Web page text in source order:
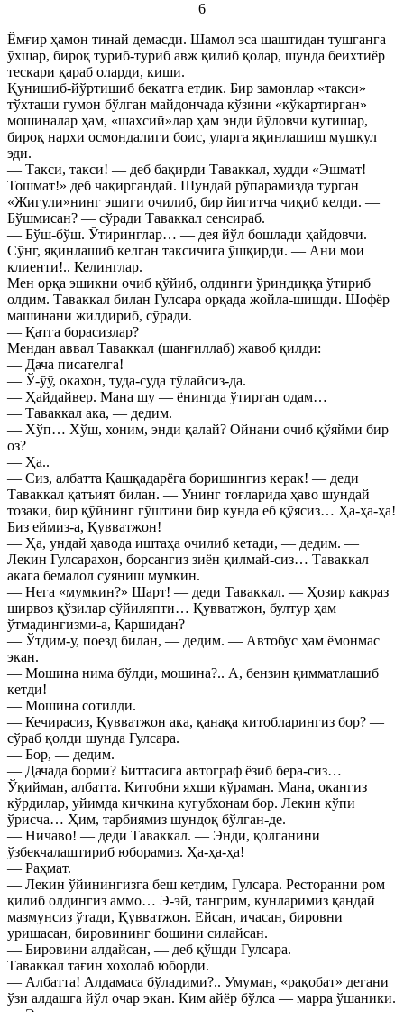
6
Ёмғир ҳамон тинай демасди. Шамол эса шаштидан тушганга
ўхшар, бироқ туриб-туриб авж қилиб қолар, шунда беихтиёр
тескари қараб оларди, киши.
Қунишиб-йўртишиб бекатга етдик. Бир замонлар «такси»
тўхташи гумон бўлган майдончада кўзини «кўкартирган»
мошиналар ҳам, «шахсий»лар ҳам энди йўловчи кутишар,
бироқ нархи осмондалиги боис, уларга яқинлашиш мушкул
эди.
— Такси, такси! — деб бақирди Таваккал, худди «Эшмат!
Тошмат!» деб чақиргандай. Шундай рўпарамизда турган
«Жигули»нинг эшиги очилиб, бир йигитча чиқиб келди. —
Бўшмисан? — сўради Таваккал сенсираб.
— Бўш-бўш. Ўтиринглар… — дея йўл бошлади ҳайдовчи.
Сўнг, яқинлашиб келган таксичига ўшқирди. — Ани мои
клиенти!.. Келинглар.
Мен орқа эшикни очиб қўйиб, олдинги ўриндиққа ўтириб
олдим. Таваккал билан Гулсара орқада жойла-шишди. Шофёр
машинани жилдириб, сўради.
— Қатга борасизлар?
Мендан аввал Таваккал (шанғиллаб) жавоб қилди:
— Дача писателга!
— Ў-ўў, окахон, туда-суда тўлайсиз-да.
— Ҳайдайвер. Мана шу — ёнингда ўтирган одам…
— Таваккал ака, — дедим.
— Хўп… Хўш, хоним, энди қалай? Ойнани очиб қўяйми бир
оз?
— Ҳа..
— Сиз, албатта Қашқадарёга боришингиз керак! — деди
Таваккал қатъият билан. — Унинг тоғларида ҳаво шундай
тозаки, бир қўйнинг гўштини бир кунда еб қўясиз… Ҳа-ҳа-ҳа!
Биз еймиз-а, Қувватжон!
— Ҳа, ундай ҳавода иштаҳа очилиб кетади, — дедим. —
Лекин Гулсарахон, борсангиз зиён қилмай-сиз… Таваккал
акага бемалол суяниш мумкин.
— Нега «мумкин?» Шарт! — деди Таваккал. — Ҳозир какраз
ширвоз қўзилар сўйиляпти… Қувватжон, бултур ҳам
ўтмадингизми-а, Қаршидан?
— Ўтдим-у, поезд билан, — дедим. — Автобус ҳам ёмонмас
экан.
— Мошина нима бўлди, мошина?.. А, бензин қимматлашиб
кетди!
— Мошина сотилди.
— Кечирасиз, Қувватжон ака, қанақа китобларингиз бор? —
сўраб қолди шунда Гулсара.
— Бор, — дедим.
— Дачада борми? Биттасига автограф ёзиб бера-сиз…
Ўқийман, албатта. Китобни яхши кўраман. Мана, окангиз
кўрдилар, уйимда кичкина кугубхонам бор. Лекин кўпи
ўрисча… Ҳим, тарбиямиз шундоқ бўлган-де.
— Ничаво! — деди Таваккал. — Энди, қолганини
ўзбекчалаштириб юборамиз. Ҳа-ҳа-ҳа!
— Раҳмат.
— Лекин ўйинингизга беш кетдим, Гулсара. Ресторанни ром
қилиб олдингиз аммо… Э-эй, тангрим, кунларимиз қандай
мазмунсиз ўтади, Қувватжон. Ейсан, ичасан, бировни
уришасан, бировининг бошини силайсан.
— Бировини алдайсан, — деб қўшди Гулсара.
Таваккал тағин хохолаб юборди.
— Албатта! Алдамаса бўладими?.. Умуман, «рақобат» дегани
ўзи алдашга йўл очар экан. Ким айёр бўлса — марра ўшаники.